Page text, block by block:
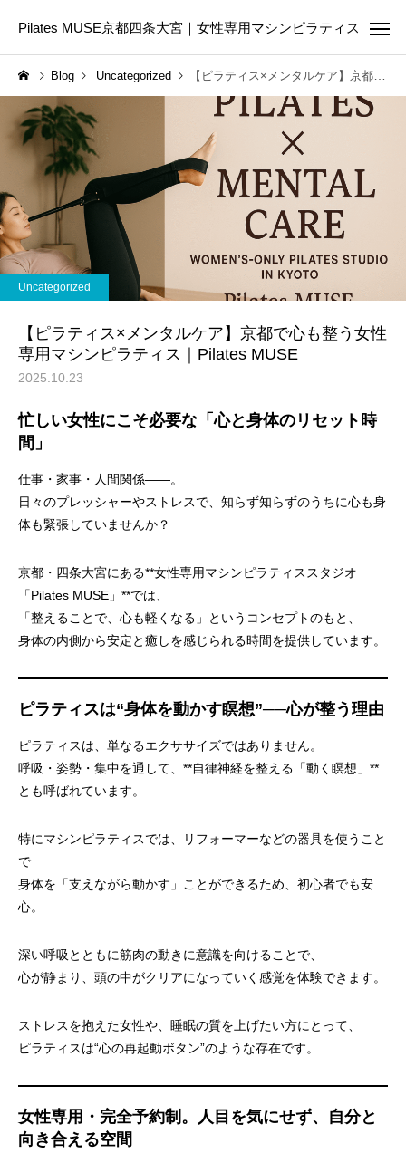
Pilates MUSE京都四条大宮｜女性専用マシンピラティス
Online Pilates
ピラティスコラム
ピラティスは筋トレの代わ
りになる？違いや目的に合
わせた選び方を解説
ピラティスコラム
美容のために今日から
たい5つの生活習慣｜内
からきれいを育てる第
Blog Uncategorized 【ピラティス×メンタルケア】京都で心も整う女性専用マシンピラティス｜Pilates MUSE
Uncategorized
【ピラティス×メンタルケア】京都で心も整う女性
専用マシンピラティス｜Pilates MUSE
2025.10.23
忙しい女性にこそ必要な「心と身体のリセット時
間」
仕事・家事・人間関係——。
日々のプレッシャーやストレスで、知らず知らずのうちに心も身
体も緊張していませんか？
京都・四条大宮にある**女性専用マシンピラティススタジオ
「Pilates MUSE」**では、
「整えることで、心も軽くなる」というコンセプトのもと、
身体の内側から安定と癒しを感じられる時間を提供しています。
ピラティスは“身体を動かす瞑想”──心が整う理由
ピラティスは、単なるエクササイズではありません。
呼吸・姿勢・集中を通して、**自律神経を整える「動く瞑想」**
とも呼ばれています。
特にマシンピラティスでは、リフォーマーなどの器具を使うこと
で
身体を「支えながら動かす」ことができるため、初心者でも安
心。
深い呼吸とともに筋肉の動きに意識を向けることで、
心が静まり、頭の中がクリアになっていく感覚を体験できます。
ストレスを抱えた女性や、睡眠の質を上げたい方にとって、
ピラティスは“心の再起動ボタン”のような存在です。
女性専用・完全予約制。人目を気にせず、自分と
向き合える空間